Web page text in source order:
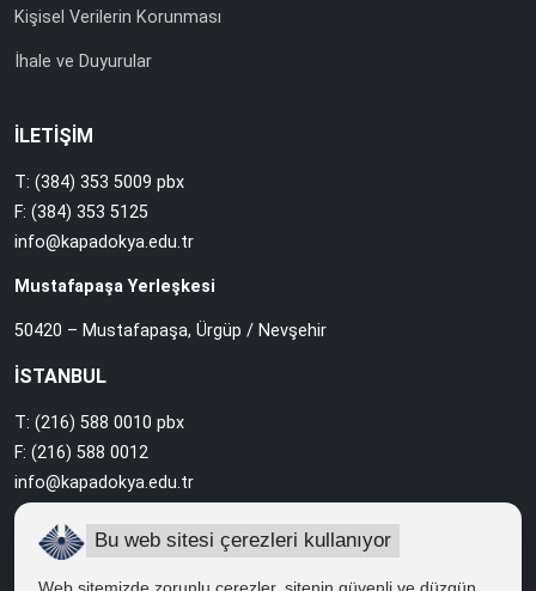
Kişisel Verilerin Korunması
İhale ve Duyurular
İLETİŞİM
T: (384) 353 5009 pbx
F: (384) 353 5125
info@kapadokya.edu.tr
Mustafapaşa Yerleşkesi
50420 – Mustafapaşa, Ürgüp / Nevşehir
İSTANBUL
T: (216) 588 0010 pbx
F: (216) 588 0012
info@kapadokya.edu.tr
Sabiha Gökçen Yerleşkesi
Bu web sitesi çerezleri kullanıyor